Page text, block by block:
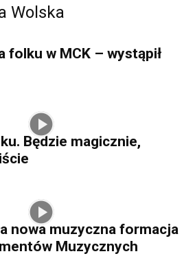
Wolska
folku w MCK – wystąpił
Będzie magicznie,
nowa muzyczna formacja
Muzycznych